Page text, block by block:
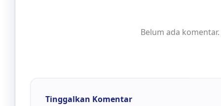
Belum ada
Tinggalkan Komentar